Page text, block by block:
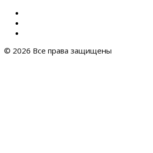
© 2026 Все права защищены